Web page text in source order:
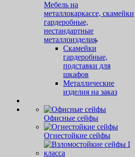
Мебель на
металлокаркассе, скамейки
гардеробные,
нестандартные
металлоизделия
Скамейки
гардеробные,
подставки для
шкафов
Металлические
изделия на заказ
Офисные сейфы
Огнестойкие сейфы